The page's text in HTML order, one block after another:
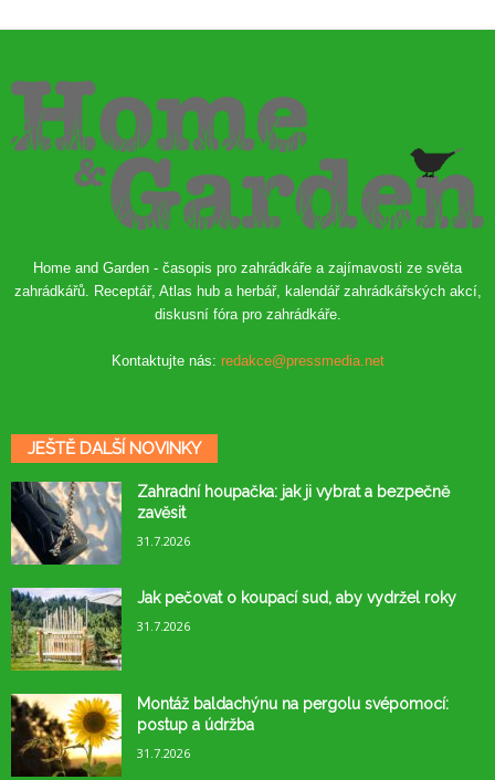
Home and Garden - časopis pro zahrádkáře a zajímavosti ze světa
zahrádkářů. Receptář, Atlas hub a herbář, kalendář zahrádkářských akcí,
diskusní fóra pro zahrádkáře.
Kontaktujte nás: redakce@pressmedia.net
JEŠTĚ DALŠÍ NOVINKY
Zahradní houpačka: jak ji vybrat a bezpečně
zavěsit
31.7.2026
Jak pečovat o koupací sud, aby vydržel roky
31.7.2026
Montáž baldachýnu na pergolu svépomocí:
postup a údržba
31.7.2026